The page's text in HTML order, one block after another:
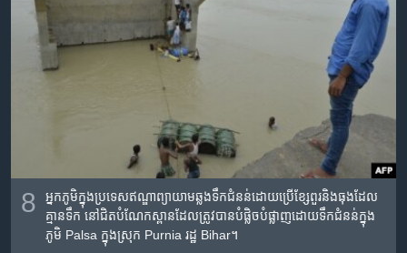
8
អ្នក​ភូមិ​ក្នុង​ប្រទេស​ឥណ្ឌា​ព្យាយាម​ឆ្លង​ទឹក​ជំនន់​ដោយ​ប្រើ​ខ្សែ​ពួរ​និង​ធុង​ដែល​
គ្មាន​ទឹក​ នៅ​ជិត​បំណែក​ស្ពាន​ដែល​ត្រូវ​បាន​បំផ្លិច​បំផ្លាញ​ដោយ​ទឹក​ជំនន់​ក្នុង​
ភូមិ Palsa ក្នុង​ស្រុក Purnia រដ្ឋ Bihar។